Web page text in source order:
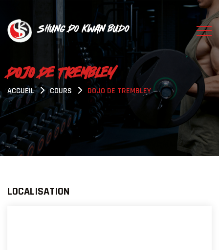
Shung Do Kwan Budo
DOJO DE TREMBLEY
ACCUEIL COURS DOJO DE TREMBLEY
LOCALISATION